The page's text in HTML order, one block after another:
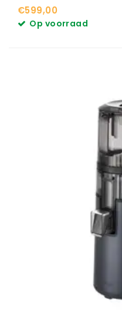
€599,00
Op voorraad